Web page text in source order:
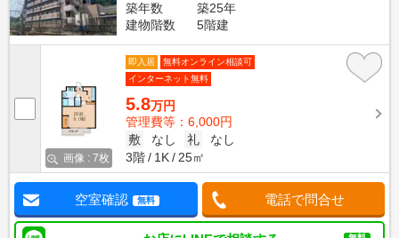
築年数
築25年
建物階数
5階建
画像 : 7枚
即入居
無料オンライン相談可
インターネット無料
5.8万円
管理費等：6,000円
敷
なし 礼
なし
3階
1K 25㎡
空室確認 無料 電話で問合せ